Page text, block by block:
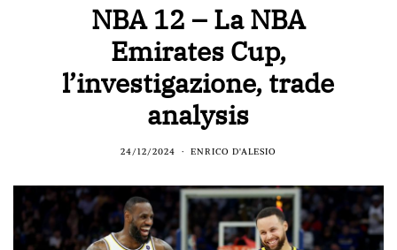
NBA 12 – La NBA
Emirates Cup,
l’investigazione, trade
analysis
24/12/2024 ENRICO D'ALESIO